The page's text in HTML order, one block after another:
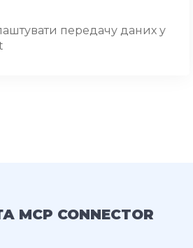
передачу даних у
MCP CONNECTOR